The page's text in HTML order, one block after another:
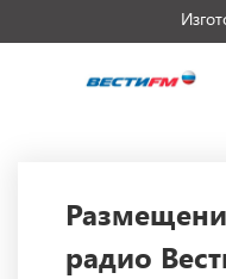
радио